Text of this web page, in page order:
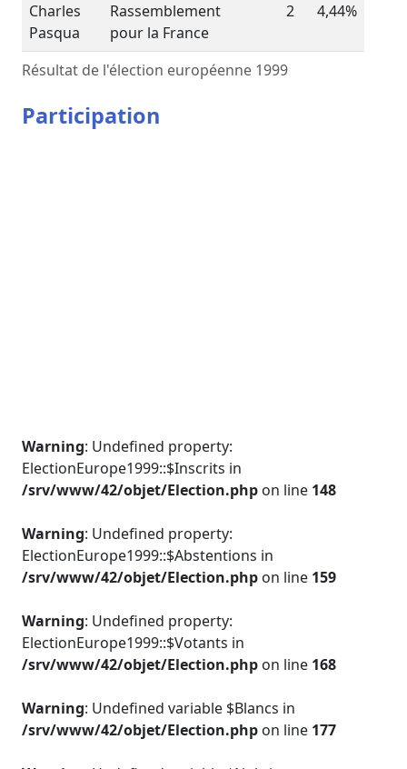
Résultat de l'élection européenne 1999
Charles
Pasqua
Rassemblement
pour la France
2 4,44%
Participation
Warning: Undefined property:
ElectionEurope1999::$Inscrits in
/srv/www/42/objet/Election.php on line 148
Warning: Undefined property:
ElectionEurope1999::$Abstentions in
/srv/www/42/objet/Election.php on line 159
Warning: Undefined property:
ElectionEurope1999::$Votants in
/srv/www/42/objet/Election.php on line 168
Warning: Undefined variable $Blancs in
/srv/www/42/objet/Election.php on line 177